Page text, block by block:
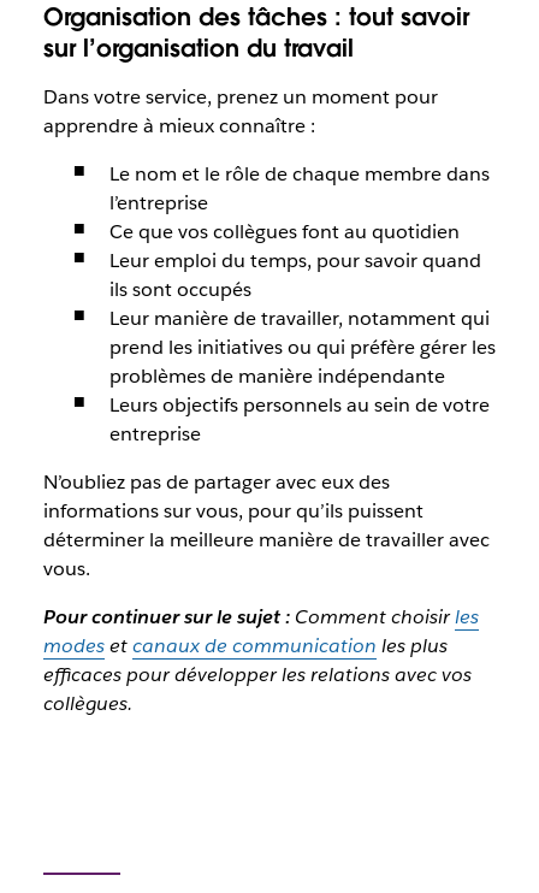
Organisation des tâches : tout savoir
sur l’organisation du travail
Dans votre service, prenez un moment pour
apprendre à mieux connaître :
Le nom et le rôle de chaque membre dans
l’entreprise
Ce que vos collègues font au quotidien
Leur emploi du temps, pour savoir quand
ils sont occupés
Leur manière de travailler, notamment qui
prend les initiatives ou qui préfère gérer les
problèmes de manière indépendante
Leurs objectifs personnels au sein de votre
entreprise
N’oubliez pas de partager avec eux des
informations sur vous, pour qu’ils puissent
déterminer la meilleure manière de travailler avec
vous.
Pour continuer sur le sujet :Comment choisirles
modesetcanaux de communication les plus
efficaces pour développer les relations avec vos
collègues.